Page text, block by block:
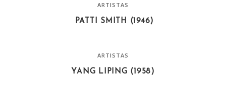
ARTISTAS
PATTI SMITH (1946)
ARTISTAS
YANG LIPING (1958)